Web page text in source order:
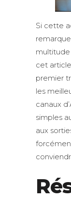
Si cette
multitude
cet
premier
les
canaux
simples
aux